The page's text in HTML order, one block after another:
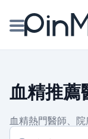
醫師專欄專訪
健康主題館
血精推薦
血精熱門醫師、